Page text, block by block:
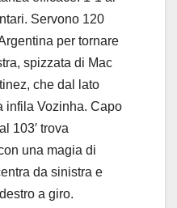
Servono 120
per tornare
spizzata di Mac
che dal lato
infila Vozinha. Capo
103′ trova
una magia di
da sinistra e
a giro.